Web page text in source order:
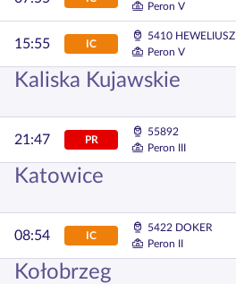
Peron V
15:55 IC
5410 HEWELIUSZ
Peron V
Kaliska Kujawskie
21:47 PR
55892
Peron III
Katowice
08:54 IC
5422 DOKER
Peron II
Kołobrzeg